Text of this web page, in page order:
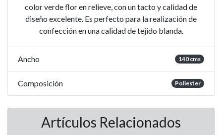
color verde flor en relieve, con un tacto y calidad de
diseño excelente. Es perfecto para la realización de
confección en una calidad de tejido blanda.
Ancho 140 cms
Composición Poliester
Artículos Relacionados